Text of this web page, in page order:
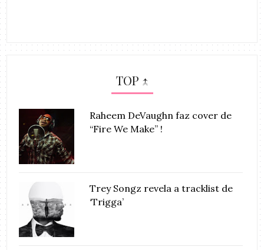
TOP ↑
Raheem DeVaughn faz cover de
“Fire We Make” !
Trey Songz revela a tracklist de
‘Trigga’